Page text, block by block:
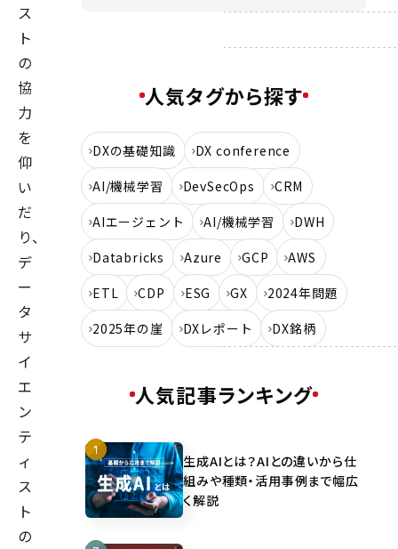
ス
ト
の
協
力
を
仰
い
だ
り、
デ
ー
タ
サ
イ
エ
ン
テ
ィ
ス
ト
の
人気タグから探す
DXの基礎知識
DX conference
AI/機械学習
DevSecOps
CRM
AIエージェント
AI/機械学習
DWH
Databricks
Azure GCP
AWS
ETL
CDP ESG GX
2024年問題
2025年の崖
DXレポート DX銘柄
人気記事ランキング
生成AIとは？AIとの違いから仕
組みや種類・活用事例まで幅広
く解説